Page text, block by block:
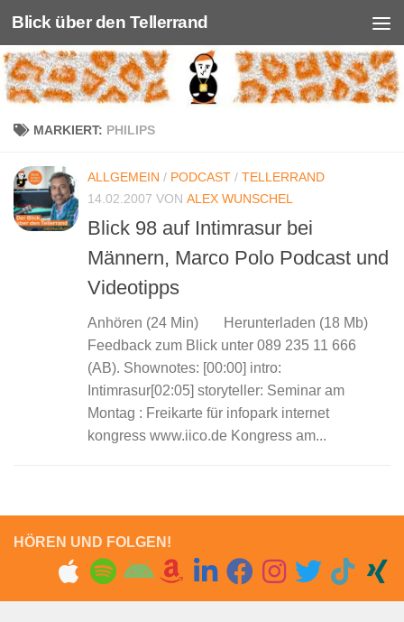
Unter dem Inhalt
Blick über den Tellerrand
MARKIERT: PHILIPS
ALLGEMEIN / PODCAST / TELLERRAND
14.02.2007 VON ALEX WUNSCHEL
Blick 98 auf Intimrasur bei
Männern, Marco Polo Podcast und
Videotipps
Anhören (24 Min) Herunterladen (18 Mb)
Feedback zum Blick unter 089 235 11 666
(AB). Shownotes: [00:00] intro:
Intimrasur[02:05] storyteller: Seminar am
Montag : Freikarte für infopark internet
kongress www.iico.de Kongress am...
HÖREN UND FOLGEN!